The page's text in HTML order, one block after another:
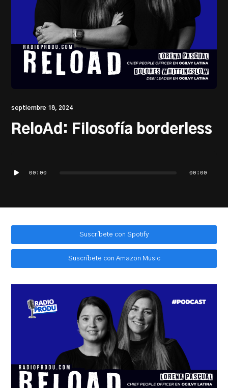
Contacto
PRODU.com
septiembre 18, 2024
ReloAd: Filosofía borderless
de
00:00 00:00
Suscríbete con Spotify
Suscríbete con Amazon Music